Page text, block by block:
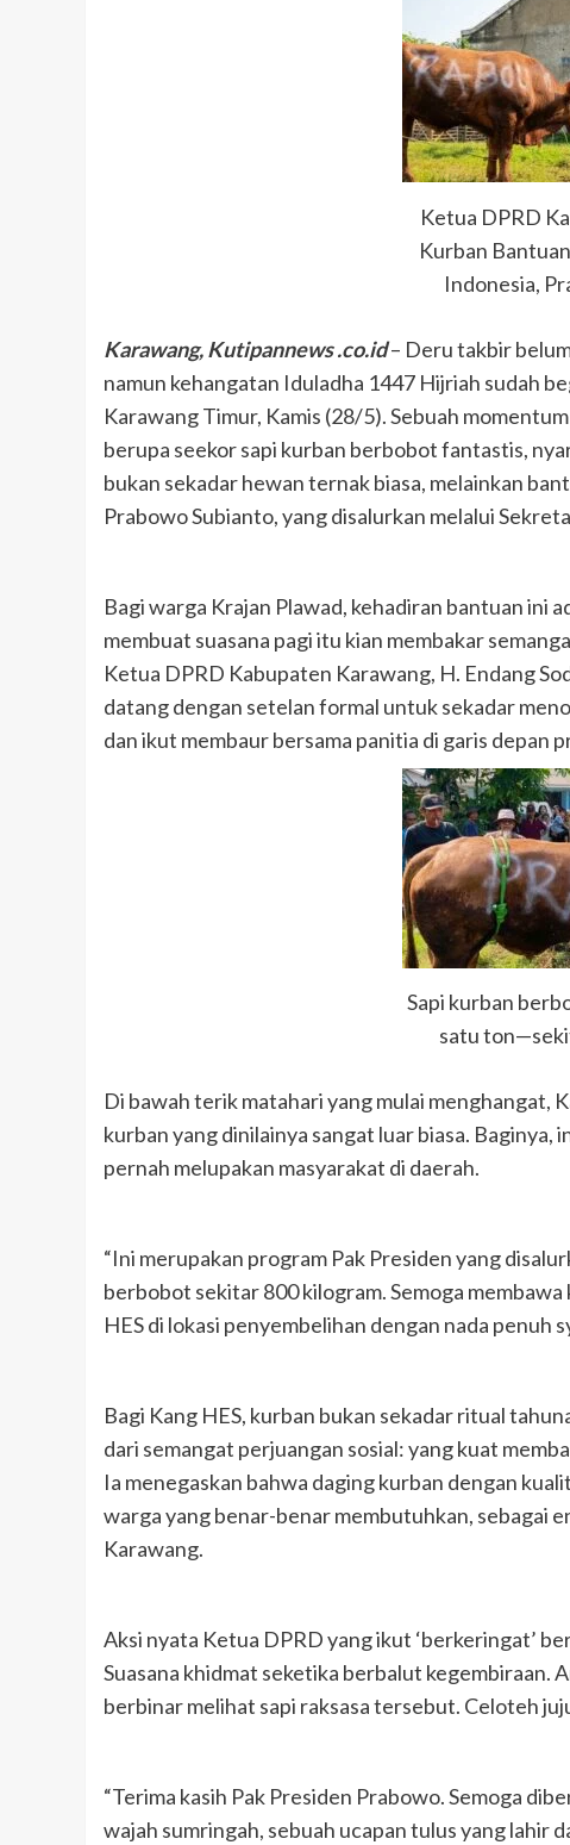
Ketua DPRD
Kurban
Indonesia,
Karawang, Kutipannews .co.id– Deru takbir
namun kehangatan Iduladha 1447 Hijriah sudah
Karawang Timur, Kamis (28/5). Sebuah
berupa seekor sapi kurban berbobot fantastis,
bukan sekadar hewan ternak biasa, melainkan
Prabowo Subianto, yang disalurkan melalui
Bagi warga Krajan Plawad, kehadiran bantuan ini
membuat suasana pagi itu kian membakar
Ketua DPRD Kabupaten Karawang, H. Endang
datang dengan setelan formal untuk sekadar
dan ikut membaur bersama panitia di garis depan
Sapi kurban
satu
Di bawah terik matahari yang mulai menghangat,
kurban yang dinilainya sangat luar biasa.
pernah melupakan masyarakat di daerah.
“Ini merupakan program Pak Presiden yang
berbobot sekitar 800 kilogram. Semoga
HES di lokasi penyembelihan dengan nada penuh
Bagi Kang HES, kurban bukan sekadar ritual
dari semangat perjuangan sosial: yang kuat
Ia menegaskan bahwa daging kurban dengan
warga yang benar-benar membutuhkan, sebagai
Karawang.
Aksi nyata Ketua DPRD yang ikut ‘berkeringat’
Suasana khidmat seketika berbalut kegembiraan.
berbinar melihat sapi raksasa tersebut. Celoteh
“Terima kasih Pak Presiden Prabowo. Semoga
wajah sumringah, sebuah ucapan tulus yang lahir